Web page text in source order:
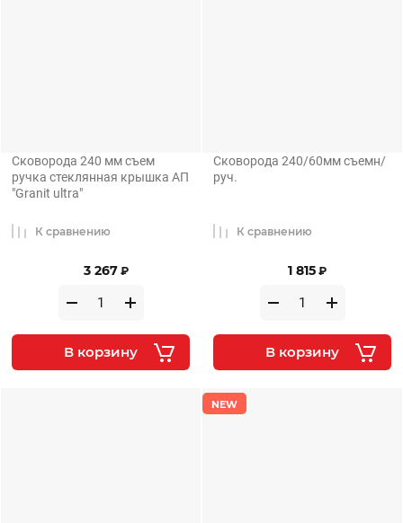
Сковорода 240 мм съем
ручка стеклянная крышка АП
"Granit ultra"
3 267 ₽
К сравнению
В корзину
Сковорода 240/60мм съемн/
руч.
1 815 ₽
К сравнению
В корзину
NEW